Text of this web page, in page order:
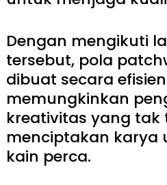
Dengan mengikuti
tersebut, pola
dibuat secara
memungkinkan
kreativitas yang
menciptakan karya
kain perca.